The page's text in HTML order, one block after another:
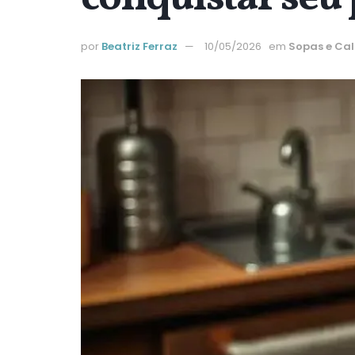
por Beatriz Ferraz 10/05/2026 em Sopas e